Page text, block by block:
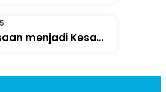
menjadi Kesa...